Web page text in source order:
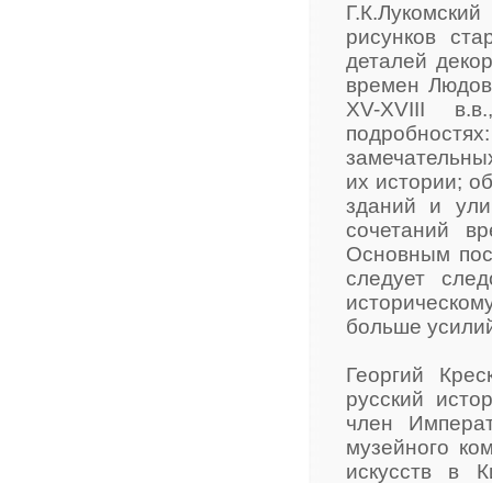
рисунков
деталей
времен
XV-XVIII
их истории;
зданий и
сочетаний
Основным
следует
больше
Георгий
русский
член
музейного
искусств в